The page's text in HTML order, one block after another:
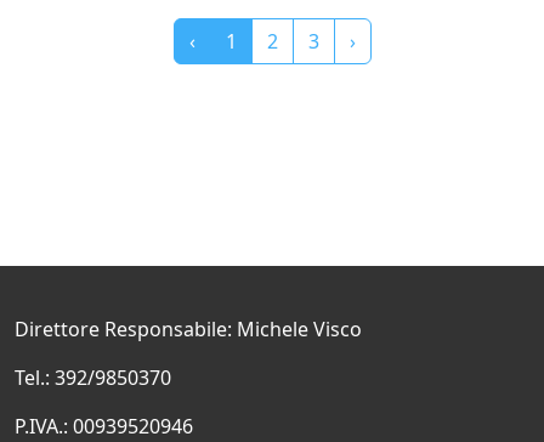
‹ 1 2 3 ›
Direttore Responsabile: Michele Visco
Tel.: 392/9850370
P.IVA.: 00939520946